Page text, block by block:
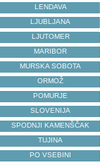
LENDAVA
LJUBLJANA
LJUTOMER
MARIBOR
MURSKA SOBOTA
ORMOŽ
POMURJE
SLOVENIJA
SPODNJI KAMENŠČAK
TUJINA
PO VSEBINI